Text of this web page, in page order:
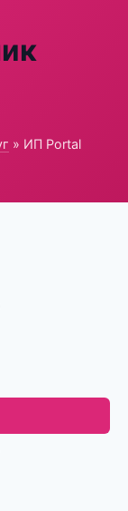
» ИП Portal